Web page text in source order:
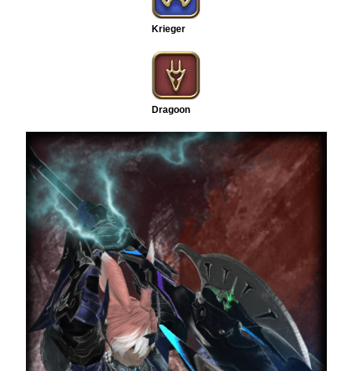
Krieger
Dragoon